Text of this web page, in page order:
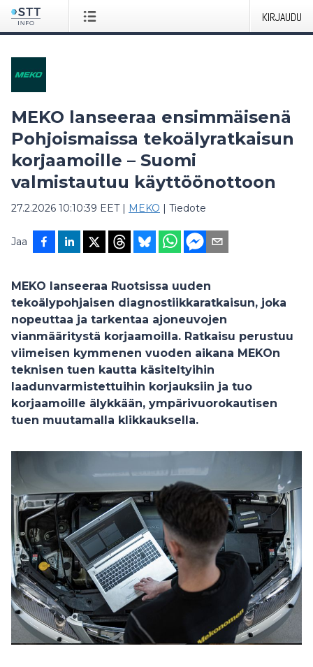
KIRJAUDU
MEKO lanseeraa ensimmäisenä
Pohjoismaissa tekoälyratkaisun
korjaamoille – Suomi
valmistautuu käyttöönottoon
27.2.2026 10:10:39 EET| MEKO | Tiedote
Jaa
MEKO lanseeraa Ruotsissa uuden
tekoälypohjaisen diagnostiikkaratkaisun, joka
nopeuttaa ja tarkentaa ajoneuvojen
vianmääritystä korjaamoilla. Ratkaisu perustuu
viimeisen kymmenen vuoden aikana MEKOn
teknisen tuen kautta käsiteltyihin
laadunvarmistettuihin korjauksiin ja tuo
korjaamoille älykkään, ympärivuorokautisen
tuen muutamalla klikkauksella.